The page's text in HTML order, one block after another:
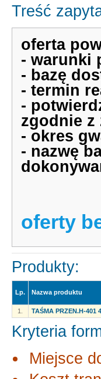
Treść
oferta
- warunki
- bazę
- termin
-
zgodnie z
- okres
- nazwę
oferty
Produkty:
Lp. Nazwa produktu
1. TAŚMA PRZEN.H-401
Kryteria
Miejsce